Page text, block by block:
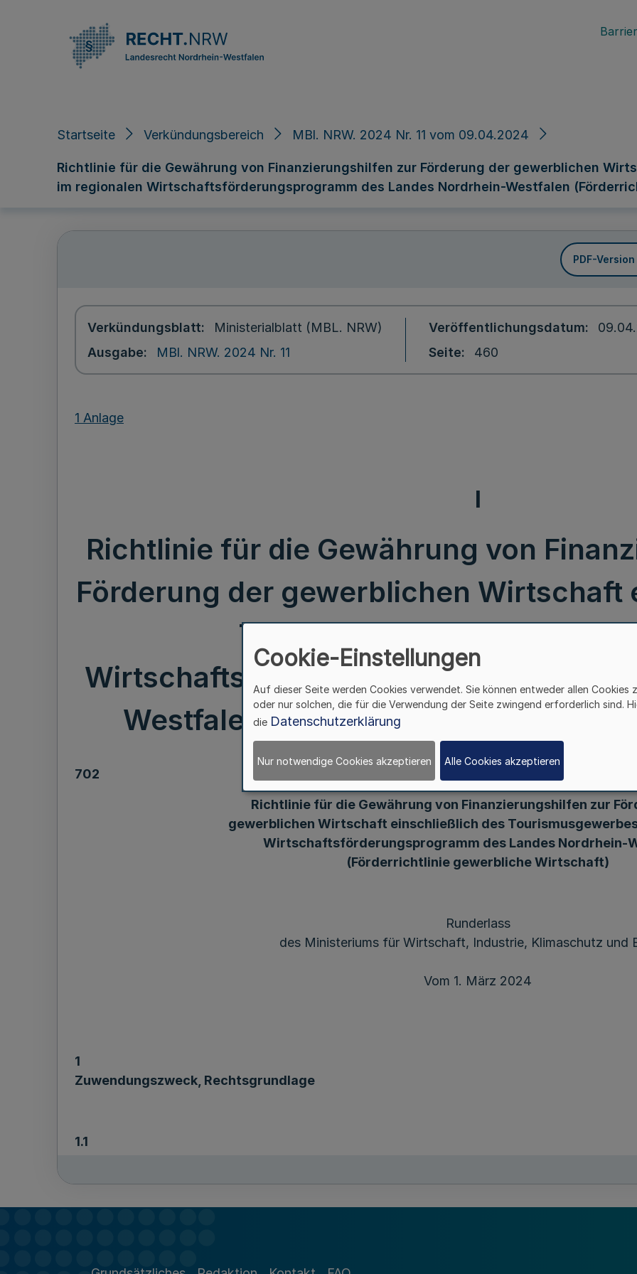
Startseite Verkündungsbereich MBl. NRW. 2024 Nr. 11 vom 09.04.2024
Richtlinie für die Gewährung von Finanzierungshilfen zur Förderung der gewerblichen
im regionalen Wirtschaftsförderungsprogramm des Landes Nordrhein-Westfalen
PDF-
Verkündungsblatt
Ministerialblatt (MBL. NRW)
Ausgabe
MBl. NRW. 2024 Nr. 11
Veröffentlichungsdatum
Seite
460
1 Anlage
I
Richtlinie für die Gewährung von
Förderung der gewerblichen Wirtschaft
Tourismusgewerbes im
Wirtschaftsförderungsprogramm des
Westfalen (Förderrichtlinie
702
Richtlinie für die Gewährung von Finanzierungshilfen zur
gewerblichen Wirtschaft einschließlich des
Wirtschaftsförderungsprogramm des Landes Nordrhein-
(Förderrichtlinie gewerbliche Wirtschaft)
Runderlass
des Ministeriums für Wirtschaft, Industrie, Klimaschutz und
Vom 1. März 2024
1
Zuwendungszweck, Rechtsgrundlage
1.1
Cookie-Einstellungen
Auf dieser Seite werden Cookies verwendet. Sie können entweder allen Cookies
oder nur solchen, die für die Verwendung der Seite zwingend erforderlich sind.
die Datenschutzerklärung
Nur notwendige Cookies akzeptieren Alle Cookies akzeptieren